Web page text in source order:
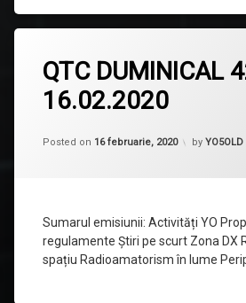
QTC DUMINICAL
16.02.2020
Posted on 16 februarie, 2020 by YO5OLD
Sumarul emisiunii: Activități YO
regulamente Știri pe scurt Zona DX
spațiu Radioamatorism în lume
un
comentariu
la
QTC
428